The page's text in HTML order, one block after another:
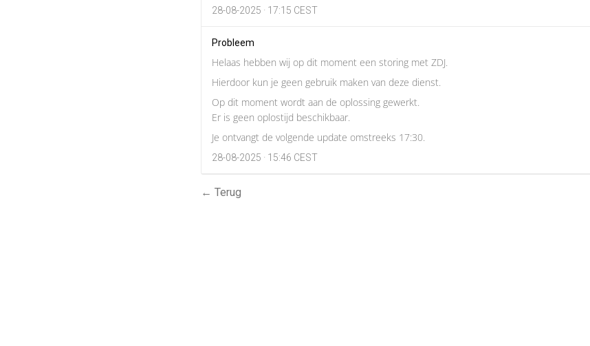
28-08-2025 · 17:15 CEST
Probleem
Helaas hebben wij op dit moment een storing met ZDJ.
Hierdoor kun je geen gebruik maken van deze dienst.
Op dit moment wordt aan de oplossing gewerkt.
Er is geen oplostijd beschikbaar.
Je ontvangt de volgende update omstreeks 17:30.
28-08-2025 · 15:46 CEST
← Terug